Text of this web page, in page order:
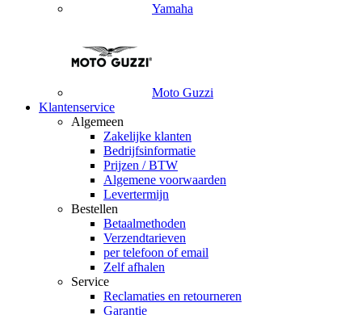
Yamaha
Moto Guzzi
Klantenservice
Algemeen
Zakelijke klanten
Bedrijfsinformatie
Prijzen / BTW
Algemene voorwaarden
Levertermijn
Bestellen
Betaalmethoden
Verzendtarieven
per telefoon of email
Zelf afhalen
Service
Reclamaties en retourneren
Garantie